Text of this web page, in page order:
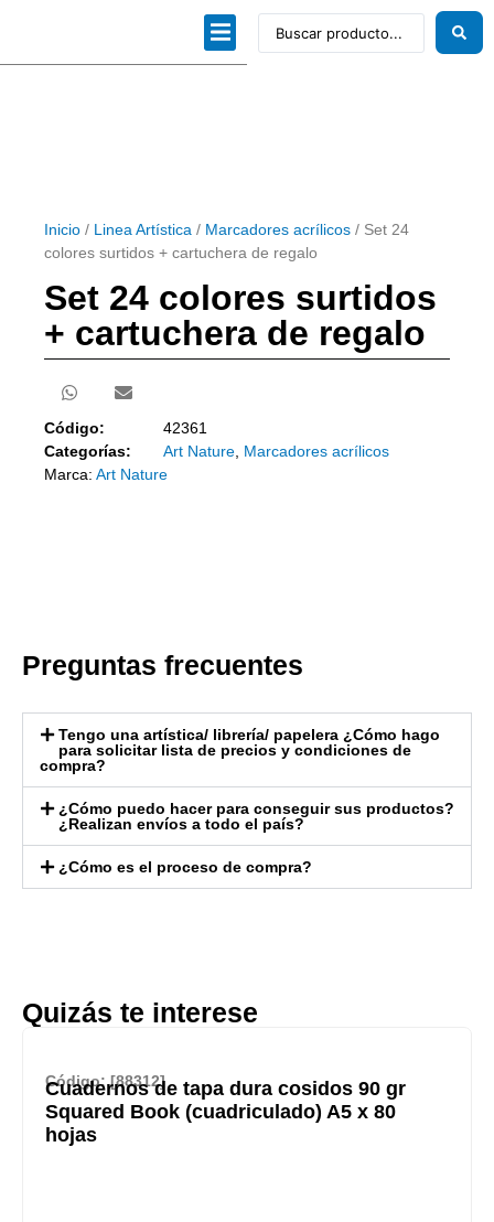
Inicio / Linea Artística / Marcadores acrílicos / Set 24
colores surtidos + cartuchera de regalo
Set 24 colores surtidos
+ cartuchera de regalo
Código:
42361
Categorías:
Art Nature Marcadores acrílicos
Marca: Art Nature
Preguntas frecuentes
Tengo una artística/ librería/ papelera ¿Cómo hago
para solicitar lista de precios y condiciones de
compra?
¿Cómo puedo hacer para conseguir sus productos?
¿Realizan envíos a todo el país?
¿Cómo es el proceso de compra?
Quizás te interese
Código: [88312]
Cuadernos de tapa dura cosidos 90 gr
Squared Book (cuadriculado) A5 x 80
hojas